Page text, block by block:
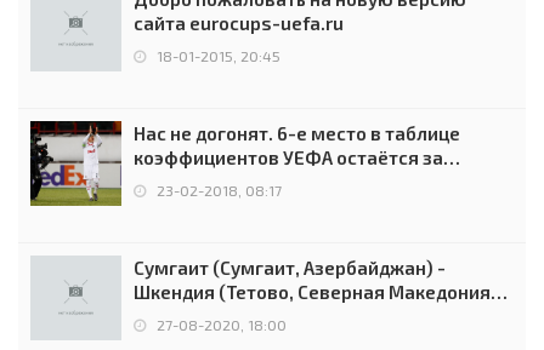
сайта eurocups-uefa.ru
18-01-2015, 20:45
Нас не догонят. 6-е место в таблице
коэффициентов УЕФА остаётся за
Россией
23-02-2018, 08:17
Сумгаит (Сумгаит, Азербайджан) -
Шкендия (Тетово, Северная Македония) -
0:2 (0:0)
27-08-2020, 18:00